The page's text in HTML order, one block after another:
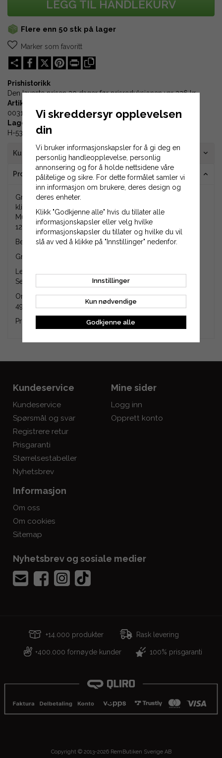
LEGG TIL HANDLEKURV
Flere enn 50 stk på lager
Marker som favoritt
Share
X Pinterest
Print
Prishistorikk
Den laveste prisen 30 dager før prisreduksjonen var326 kr
Artikkel-ID:
00318
Lagerplass:
H-53-03
Produktinformasjon
Kundeanmeldelser
Gressklipperkniv på 495 mm som passer til 38"
klippeaggregat med utkast på siden og til modellene
Murray 38608, 38702, 38711, 38608, 38503, 38516, 1138,
1238 mfl.
Behov for 2 stk kniver til 38" klippeaggregat.
Gressklipperknivene selges enkeltvis.
Lengde: 495 mm.
Senterhull: 21,6 mm.
Originalnummer på produktet er 91742E701, 91742HT,
491742, 91742, 1001427e701, 1001427e701MA, 1001427.
Produktet er en ettermarkedsdel (ikke original).
Kundeservice
Kundeservice
Spørsmål og svar
Registrere retur
Prisgaranti
Størrelsestabeller
Nyhetsbrev
Mine sider
Logg inn
Opprett konto
Informasjon
Om oss
Om cookies
Sitemap
Nyhetsbrev og sosiale medier
+14.000 produkter Rask levering
+400.000 fornøyde kunder 100% prisgaranti
Copyright © 2013-2026 RemButiken Sverige AB
Vi skreddersyr opplevelsen
din
Vi bruker informasjonskapsler for å gi deg en
personlig handleopplevelse, personlig
annonsering og for å holde nettsidene våre
pålitelige og sikre. For dette formålet samler vi
inn informasjon om brukere, deres design og
deres enheter.
Klikk "Godkjenne alle" hvis du tillater alle
informasjonskapsler eller velg hvilke
informasjonskapsler du tillater og hvilke du vil
slå av ved å klikke på "Innstillinger" nedenfor.
Innstillinger
Kun nødvendige
Godkjenne alle